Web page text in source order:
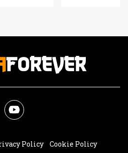
Policy
Cookie Policy